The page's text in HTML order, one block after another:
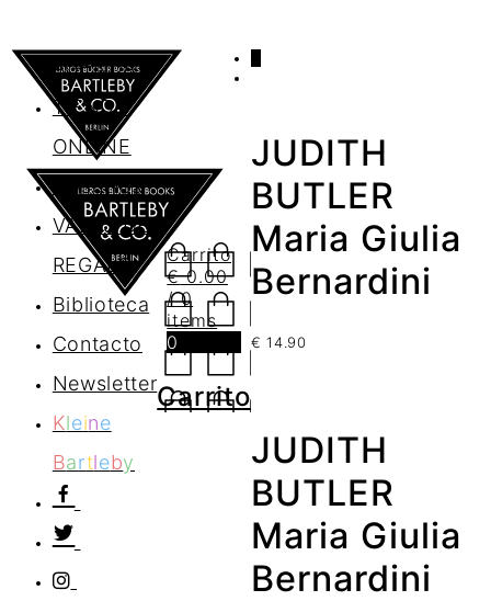
AGENDA
TIENDA
ONLINE
Nosotros
VALES DE
REGALO
Biblioteca
Contacto
Newsletter
Kleine
Bartleby
Carrito
€0.00
/ 0
items
0
Carrito
JUDITH
BUTLER
Maria Giulia
Bernardini
€ 14.90
JUDITH
BUTLER
Maria Giulia
Bernardini